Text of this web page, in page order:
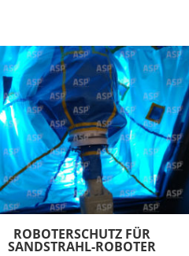
ROBOTERSCHUTZ FÜR
SANDSTRAHL-ROBOTER